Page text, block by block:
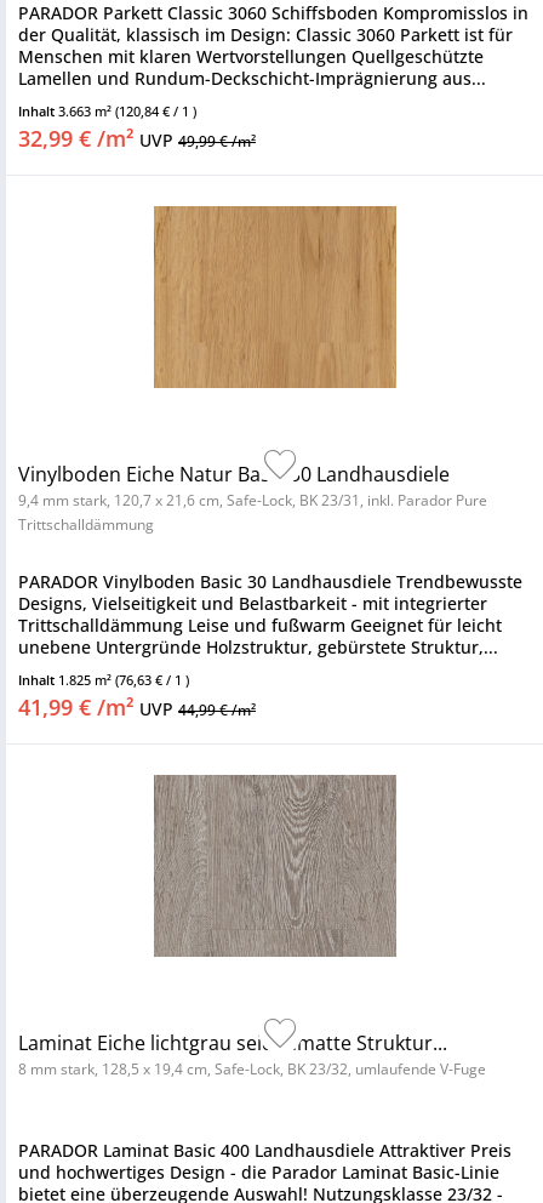
PARADOR Parkett Classic 3060 Schiffsboden Kompromisslos in
der Qualität, klassisch im Design: Classic 3060 Parkett ist für
Menschen mit klaren Wertvorstellungen Quellgeschützte
Lamellen und Rundum-Deckschicht-Imprägnierung aus...
Inhalt 3.663 m² (120,84 € / 1 )
32,99 € /m² UVP 49,99 € /m²
Vinylboden Eiche Natur Basic 30 Landhausdiele
9,4 mm stark, 120,7 x 21,6 cm, Safe-Lock, BK 23/31, inkl. Parador Pure
Trittschalldämmung
PARADOR Vinylboden Basic 30 Landhausdiele Trendbewusste
Designs, Vielseitigkeit und Belastbarkeit - mit integrierter
Trittschalldämmung Leise und fußwarm Geeignet für leicht
unebene Untergründe Holzstruktur, gebürstete Struktur,...
Inhalt 1.825 m² (76,63 € / 1 )
41,99 € /m² UVP 44,99 € /m²
Laminat Eiche lichtgrau seidenmatte Struktur...
8 mm stark, 128,5 x 19,4 cm, Safe-Lock, BK 23/32, umlaufende V-Fuge
PARADOR Laminat Basic 400 Landhausdiele Attraktiver Preis
und hochwertiges Design - die Parador Laminat Basic-Linie
bietet eine überzeugende Auswahl! Nutzungsklasse 23/32 -